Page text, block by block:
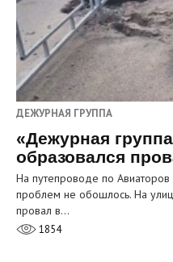
ДЕЖУРНАЯ ГРУППА
«Дежурная
образовался
На путепроводе по
проблем не обошлось. На
провал в…
1854